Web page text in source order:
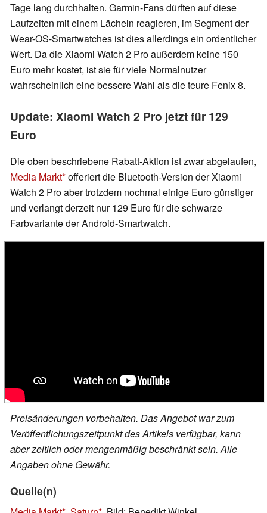
Tage lang durchhalten. Garmin-Fans dürften auf diese
Laufzeiten mit einem Lächeln reagieren, im Segment der
Wear-OS-Smartwatches ist dies allerdings ein ordentlicher
Wert. Da die Xiaomi Watch 2 Pro außerdem keine 150
Euro mehr kostet, ist sie für viele Normalnutzer
wahrscheinlich eine bessere Wahl als die teure Fenix 8.
Update: Xiaomi Watch 2 Pro jetzt für 129
Euro
Die oben beschriebene Rabatt-Aktion ist zwar abgelaufen,
Media Markt offeriert die Bluetooth-Version der Xiaomi
Watch 2 Pro aber trotzdem nochmal einige Euro günstiger
und verlangt derzeit nur 129 Euro für die schwarze
Farbvariante der Android-Smartwatch.
Preisänderungen vorbehalten. Das Angebot war zum
Veröffentlichungszeitpunkt des Artikels verfügbar, kann
aber zeitlich oder mengenmäßig beschränkt sein. Alle
Angaben ohne Gewähr.
Quelle(n)